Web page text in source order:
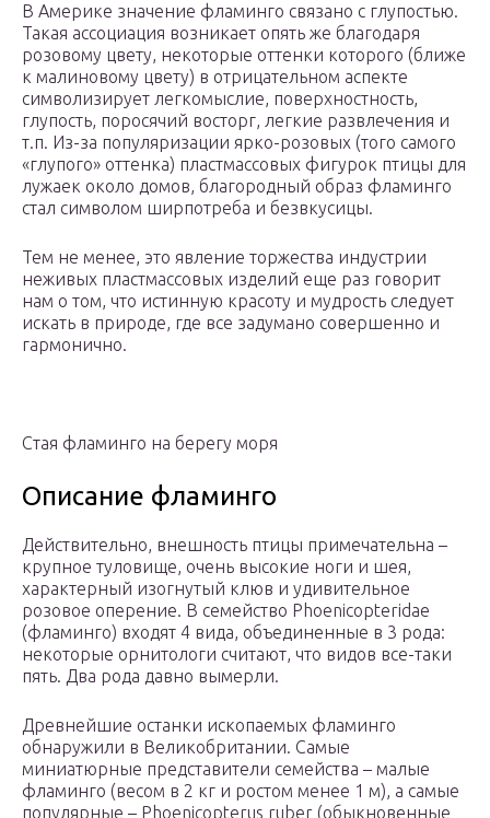
В Америке значение фламинго связано с глупостью.
Такая ассоциация возникает опять же благодаря
розовому цвету, некоторые оттенки которого (ближе
к малиновому цвету) в отрицательном аспекте
символизирует легкомыслие, поверхностность,
глупость, поросячий восторг, легкие развлечения и
т.п. Из-за популяризации ярко-розовых (того самого
«глупого» оттенка) пластмассовых фигурок птицы для
лужаек около домов, благородный образ фламинго
стал символом ширпотреба и безвкусицы.
Тем не менее, это явление торжества индустрии
неживых пластмассовых изделий еще раз говорит
нам о том, что истинную красоту и мудрость следует
искать в природе, где все задумано совершенно и
гармонично.
Стая фламинго на берегу моря
Описание фламинго
Действительно, внешность птицы примечательна –
крупное туловище, очень высокие ноги и шея,
характерный изогнутый клюв и удивительное
розовое оперение. В семейство Phoenicopteridae
(фламинго) входят 4 вида, объединенные в 3 рода:
некоторые орнитологи считают, что видов все-таки
пять. Два рода давно вымерли.
Древнейшие останки ископаемых фламинго
обнаружили в Великобритании. Самые
миниатюрные представители семейства – малые
фламинго (весом в 2 кг и ростом менее 1 м), а самые
популярные – Phoenicopterus ruber (обыкновенные